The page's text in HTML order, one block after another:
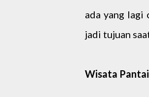
ada yang lagi
jadi tujuan
Wisata Pantai